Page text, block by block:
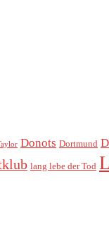
Donots Dortmund
lang lebe der Tod